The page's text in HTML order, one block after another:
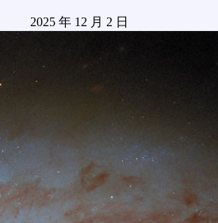
2025 年 12 月 2 日